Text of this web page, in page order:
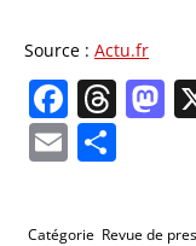
Source : Actu.fr
Email
Catégorie Revue de